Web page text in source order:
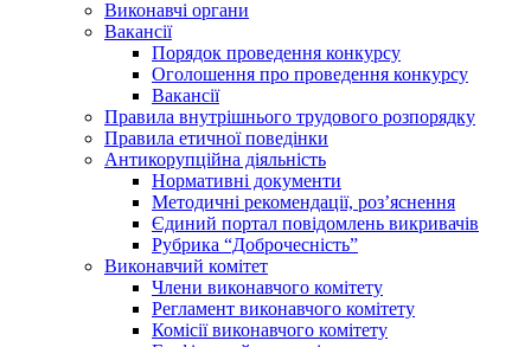
Виконавчі органи
Вакансії
Порядок проведення конкурсу
Оголошення про проведення конкурсу
Вакансії
Правила внутрішнього трудового розпорядку
Правила етичної поведінки
Антикорупційна діяльність
Нормативні документи
Методичні рекомендації, роз’яснення
Єдиний портал повідомлень викривачів
Рубрика “Доброчесність”
Виконавчий комітет
Члени виконавчого комітету
Регламент виконавчого комітету
Комісії виконавчого комітету